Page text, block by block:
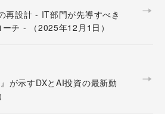
再設計 - IT部門が先導すべき
チ - （2025年12月1日）
が示すDXとAI投資の最新動